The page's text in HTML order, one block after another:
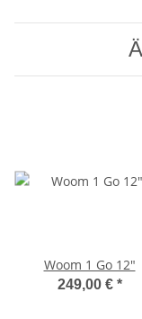
Woom 1 Go 12"
249,00 € *